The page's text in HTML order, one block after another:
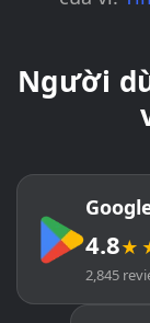
Người
4.8
2,845